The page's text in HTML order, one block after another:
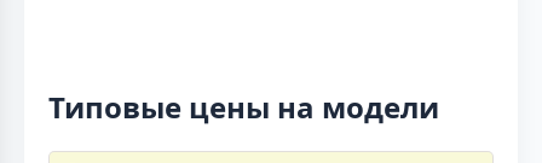
Типовые цены на модели